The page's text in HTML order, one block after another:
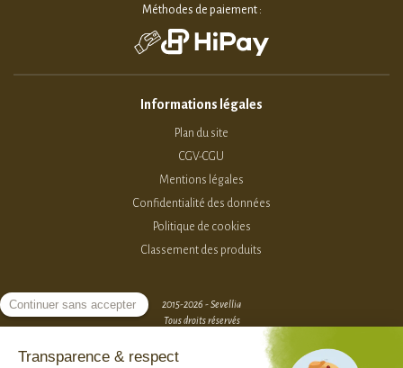
Méthodes de paiement :
Informations légales
Plan du site
CGV-CGU
Mentions légales
Confidentialité des données
Politique de cookies
Classement des produits
2015-2026 - Sevellia
Tous droits réservés